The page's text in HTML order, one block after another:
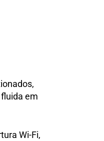
em
Wi-Fi,